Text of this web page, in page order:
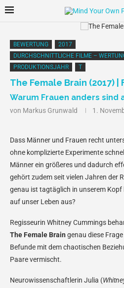
BEWERTUNG
2017
DURCHSCHNITTLICHE FILME –
PRODUKTIONSJAHR
T
The Female Brain (2017) |
Warum Frauen anders sind
von Markus Grunwald 1.
Dass Männer und Frauen recht
ohne komplizierte Experimente
Männer ein größeres und dadurch
gehört zudem seit vielen Jahren der
genau ist tagtäglich in unserem
auf unser Leben aus?
Regisseurin Whitney Cummings
The Female Brain genau diese
Befunde mit dem chaotischen
Paare vermischt.
Neurowissenschaftlerin Julia (